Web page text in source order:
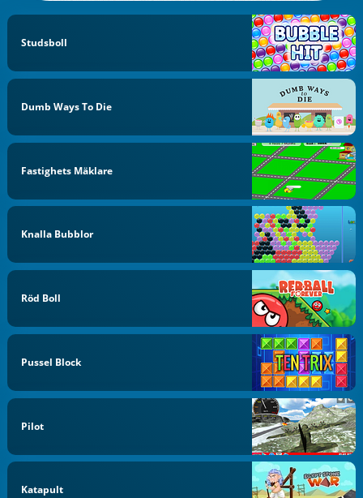
Studsboll
Dumb Ways To Die
Fastighets Mäklare
Knalla Bubblor
Röd Boll
Pussel Block
Pilot
Katapult